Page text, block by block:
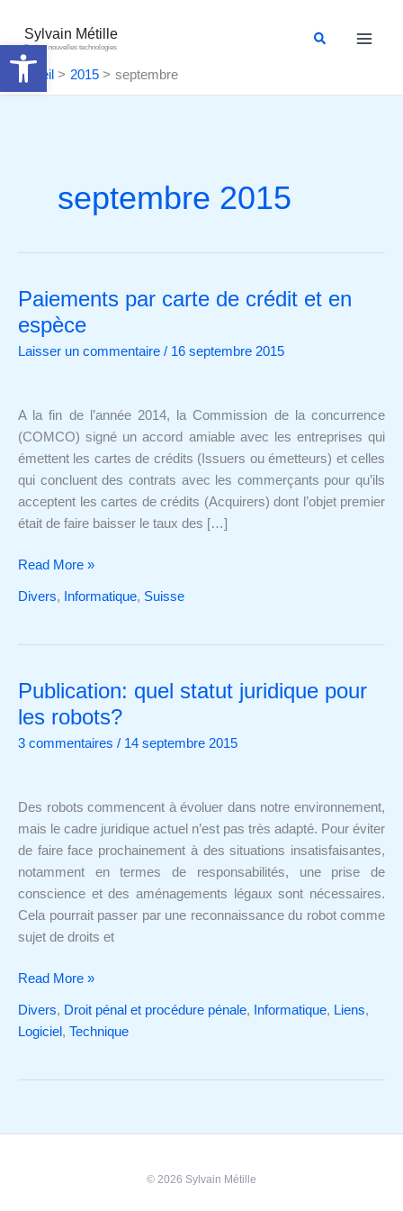
Ouvrir la barre d’outils
contenu
Sylvain Métille
Droit et nouvelles technologies
Rechercher
Accueil 2015 septembre
septembre 2015
Paiements par carte de crédit et en
espèce
Laisser un commentaire / 16 septembre 2015
A la fin de l’année 2014, la Commission de la concurrence
(COMCO) signé un accord amiable avec les entreprises qui
émettent les cartes de crédits (Issuers ou émetteurs) et celles
qui concluent des contrats avec les commerçants pour qu’ils
acceptent les cartes de crédits (Acquirers) dont l’objet premier
était de faire baisser le taux des […]
Paiements
par
carte
de
espèce
Read More »
Divers, Informatique, Suisse
Publication: quel statut juridique pour
les robots?
3 commentaires / 14 septembre 2015
Des robots commencent à évoluer dans notre environnement,
mais le cadre juridique actuel n’est pas très adapté. Pour éviter
de faire face prochainement à des situations insatisfaisantes,
notamment en termes de responsabilités, une prise de
conscience et des aménagements légaux sont nécessaires.
Cela pourrait passer par une reconnaissance du robot comme
sujet de droits et
Publication:
quel
Read More »
Divers, Droit pénal et procédure pénale, Informatique, Liens,
Logiciel , Technique
© 2026 Sylvain Métille